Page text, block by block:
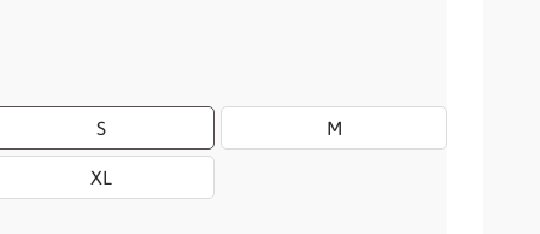
S M
XL